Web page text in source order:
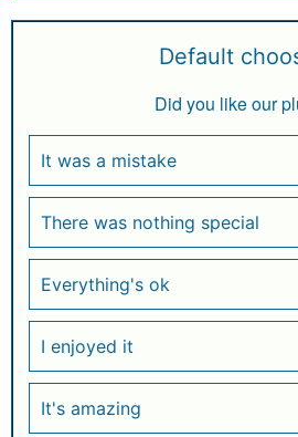
Default
Did you like our
It was a mistake
There was nothing special
Everything's ok
I enjoyed it
It's amazing